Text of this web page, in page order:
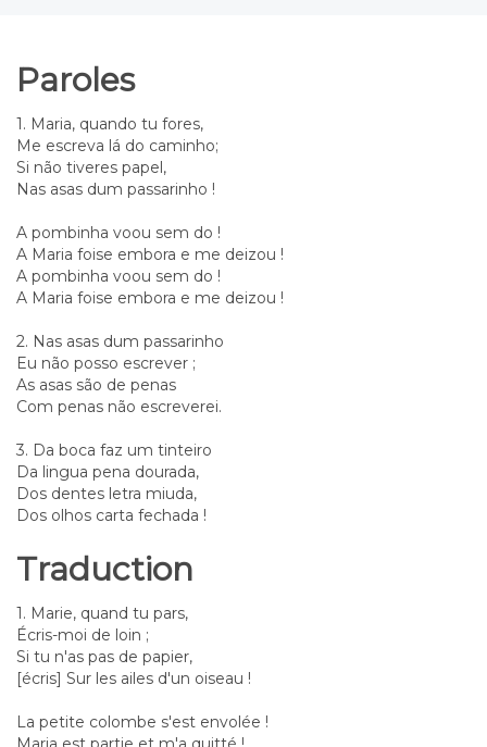
Paroles
1. Maria, quando tu fores,
Me escreva lá do caminho;
Si não tiveres papel,
Nas asas dum passarinho !
A pombinha voou sem do !
A Maria foise embora e me deizou !
A pombinha voou sem do !
A Maria foise embora e me deizou !
2. Nas asas dum passarinho
Eu não posso escrever ;
As asas são de penas
Com penas não escreverei.
3. Da boca faz um tinteiro
Da lingua pena dourada,
Dos dentes letra miuda,
Dos olhos carta fechada !
Traduction
1. Marie, quand tu pars,
Écris-moi de loin ;
Si tu n'as pas de papier,
[écris] Sur les ailes d'un oiseau !
La petite colombe s'est envolée !